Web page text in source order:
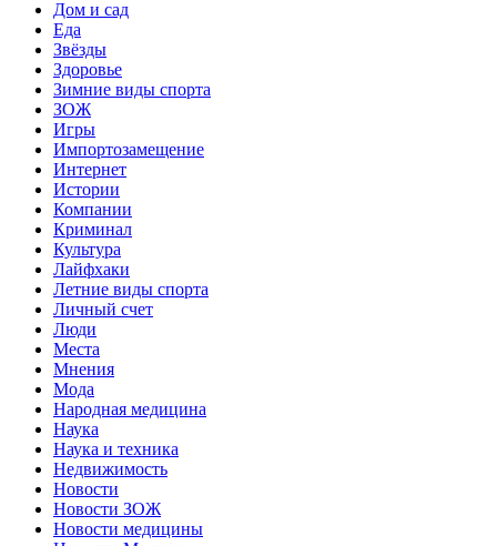
Дом и сад
Еда
Звёзды
Здоровье
Зимние виды спорта
ЗОЖ
Игры
Импортозамещение
Интернет
Истории
Компании
Криминал
Культура
Лайфхаки
Летние виды спорта
Личный счет
Люди
Места
Мнения
Мода
Народная медицина
Наука
Наука и техника
Недвижимость
Новости
Новости ЗОЖ
Новости медицины